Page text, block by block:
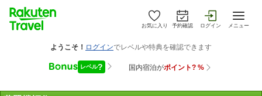
お気に入り 予約確認 ログイン メニュー